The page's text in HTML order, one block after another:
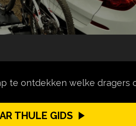
te ontdekken welke dragers
THULE GIDS